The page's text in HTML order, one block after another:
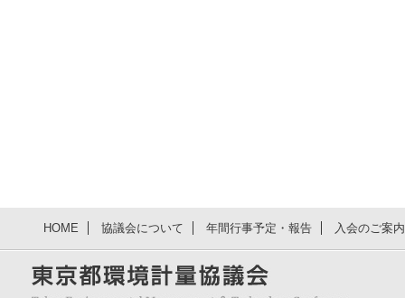
HOME 協議会について 年間行事予定・報告 入会のご案